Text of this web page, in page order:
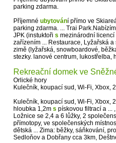
parking zdarma.
Příjemné ubytování přímo ve
parking zdarma. ... Trai
JPK (instuktoři s mezinárodní licencí
zařízením ... Restaurace, Lyžařská
zimě (lyžařská, snowboardové,
stezky. lanové centrum, lukostřelba,
Rekreační domek ve
Orlické hory
Kulečník, koupací sud, Wi-Fi, Xbox,
Kulečník, koupací sud, Wi-Fi, Xbox,
hloubka 1,2m s pískovou filtrací a ...
Ložnice se 2,4 a 6 lůžky, 2
přímotopy, ve společenských
dětská ... Zima: běžky, sáňkování,
Sedloňov a Dobřany cca 3km,